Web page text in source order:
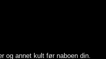
og annet kult før naboen din.